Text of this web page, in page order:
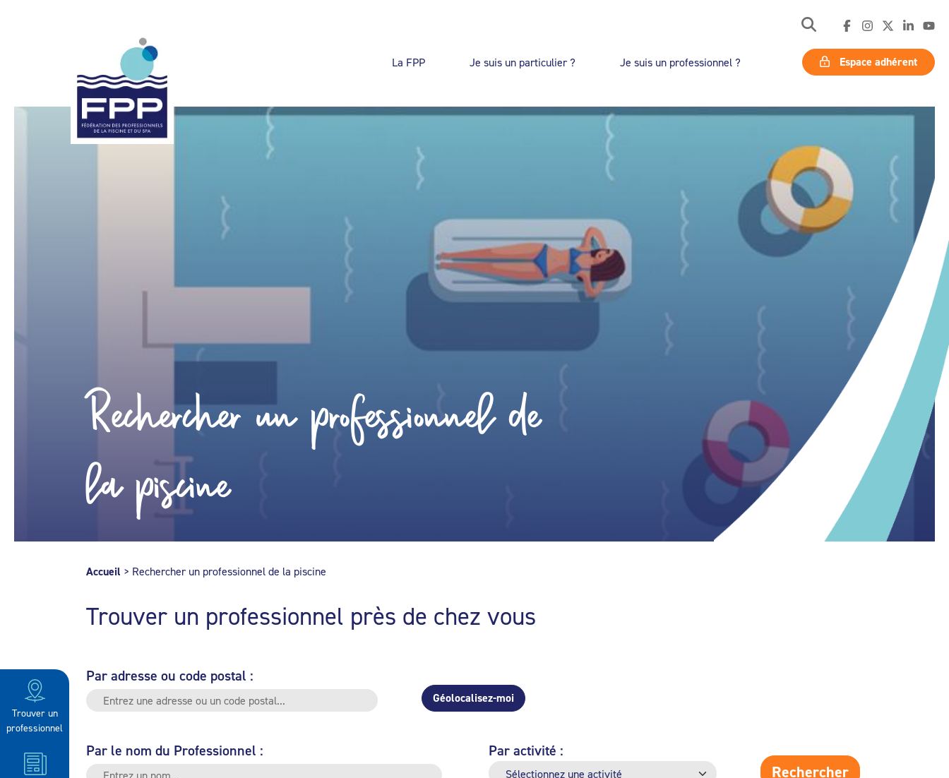
La FPP Je suis un particulier ? Je suis un professionnel ? Espace adhérent
Trouver un
professionnel
Rechercher un professionnel de
la piscine
Accueil > Rechercher un professionnel de la piscine
Trouver un professionnel près de chez vous
Par adresse ou code postal :
Géolocalisez-moi
Par le nom du Professionnel : Par activité :